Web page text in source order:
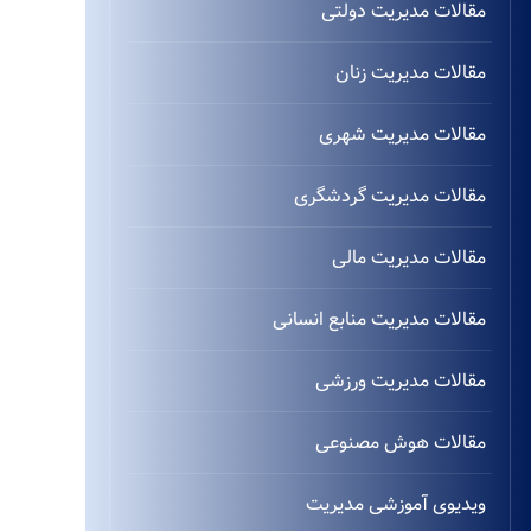
مقالات مدیریت دولتی
مقالات مدیریت زنان
مقالات مدیریت شهری
مقالات مدیریت گردشگری
مقالات مدیریت مالی
مقالات مدیریت منابع انسانی
مقالات مدیریت ورزشی
مقالات هوش مصنوعی
ویدیوی آموزشی مدیریت